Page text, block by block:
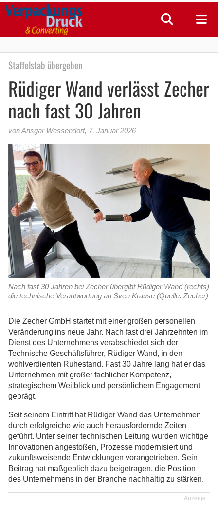
Staffelstab übergeben
Rüdiger Wand verlässt Zecher
nach fast 30 Jahren
von Ansgar Wessendorf, 7. Januar 2026
Nach fast 30 Jahren bei Zecher übergibt Rüdiger Wand (rechts)
die technische Verantwortung an Sven Krause (Quelle: Zecher)
Die Zecher GmbH startet mit einer großen personellen
Veränderung ins neue Jahr. Nach fast drei Jahrzehnten im
Dienst des Unternehmens verabschiedet sich der
Technische Geschäftsführer, Rüdiger Wand, in den
wohlverdienten Ruhestand. Fast 30 Jahre lang hat er das
Unternehmen mit großer fachlicher Kompetenz,
strategischem Weitblick und persönlichem Engagement
geprägt.
Seit seinem Eintritt hat Rüdiger Wand das Unternehmen
durch erfolgreiche wie auch herausfordernde Zeiten
geführt. Unter seiner technischen Leitung wurden wichtige
Innovationen angestoßen, Prozesse modernisiert und
zukunftsweisende Entwicklungen vorangetrieben. Sein
Beitrag hat maßgeblich dazu beigetragen, die Position
des Unternehmens in der Branche nachhaltig zu stärken.
Anzeige